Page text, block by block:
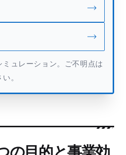
ュレーション。ご不明点は
。